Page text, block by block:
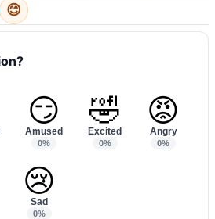
😊
😏
Amused
0%
🤣
Excited
0%
😡
Angry
0%
😢
Sad
0%